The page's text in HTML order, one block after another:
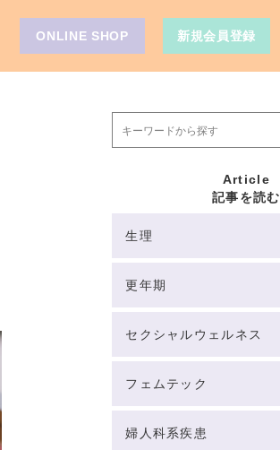
Article
記事を読む
生理
更年期
セクシャルウェルネス
フェムテック
婦人科系疾患
ONLINE SHOP 新規会員登録